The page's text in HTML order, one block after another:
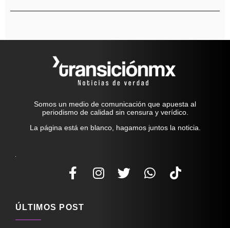
Somos un medio de comunicación que apuesta al
periodismo de calidad sin censura y verídico.
La página está en blanco, hagamos juntos la noticia.
ÚLTIMOS POST